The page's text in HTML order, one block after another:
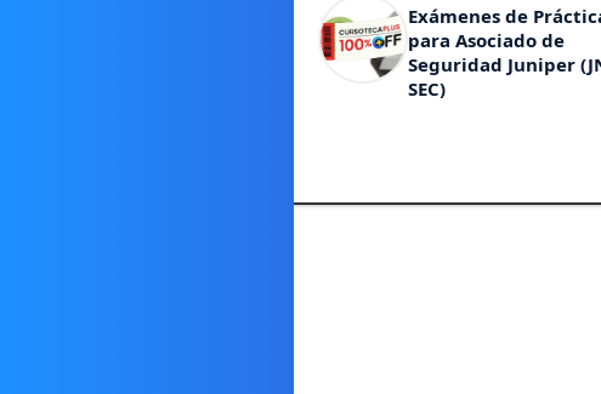
Exámenes de
para Asociado de
Seguridad Juniper
SEC)